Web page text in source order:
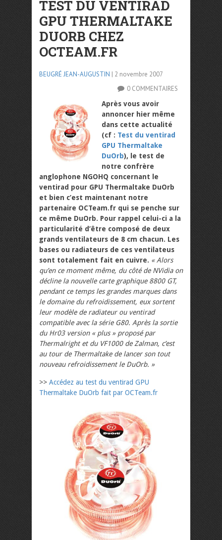
TEST DU VENTIRAD
GPU THERMALTAKE
DUORB CHEZ
OCTEAM.FR
BEUGRÉ JEAN-AUGUSTIN | 2 novembre 2007
0 COMMENTAIRES
Après vous avoir
annoncer hier même
dans cette actualité
(cf : Test du ventirad
GPU Thermaltake
DuOrb), le test de
notre confrère
anglophone NGOHQ concernant le
ventirad pour GPU Thermaltake DuOrb
et bien c’est maintenant notre
partenaire OCTeam.fr qui se penche sur
ce même DuOrb. Pour rappel celui-ci a la
particularité d’être composé de deux
grands ventilateurs de 8 cm chacun. Les
bases ou radiateurs de ces ventilateus
sont totalement fait en cuivre. « Alors
qu’en ce moment même, du côté de NVidia on
décline la nouvelle carte graphique 8800 GT,
pendant ce temps les grandes marques dans
le domaine du refroidissement, eux sortent
leur modèle de radiateur ou ventirad
compatible avec la série G80. Après la sortie
du Hr03 version « plus » proposé par
Thermalright et du VF1000 de Zalman, c’est
au tour de Thermaltake de lancer son tout
nouveau refroidissement le DuOrb. »
>> Accédez au test du ventirad GPU
Thermaltake DuOrb fait par OCTeam.fr